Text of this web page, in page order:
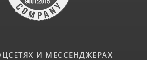
И МЕССЕНДЖЕРАХ